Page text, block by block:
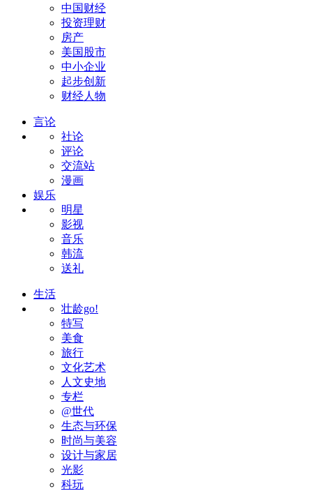
中国财经
投资理财
房产
美国股市
中小企业
起步创新
财经人物
言论
社论
评论
交流站
漫画
娱乐
明星
影视
音乐
韩流
送礼
生活
壮龄go!
特写
美食
旅行
文化艺术
人文史地
专栏
@世代
生态与环保
时尚与美容
设计与家居
光影
科玩